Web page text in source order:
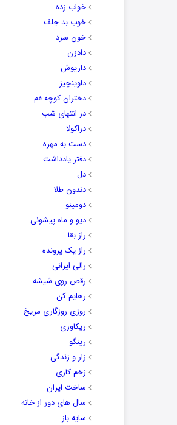
خواب زده
خوب بد جلف
خون سرد
دادزن
داریوش
داوینچیز
دختران کوچه غم
در انتهای شب
دراکولا
دست به مهره
دفتر یادداشت
دل
دندون طلا
دومینو
دیو و ماه پیشونی
راز بقا
راز یک پرونده
رالی ایرانی
رقص روی شیشه
رهایم کن
روزی روزگاری مریخ
ریکاوری
رینگو
زار و زندگی
زخم کاری
ساخت ایران
سال های دور از خانه
سایه باز